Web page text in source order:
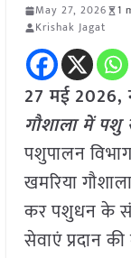
May 27, 2026 1
Krishak Jagat
27 मई2026,
गौशाला में पशु
पशुपालन
खमरिया
कर पशुधन के
सेवाएं प्रदान